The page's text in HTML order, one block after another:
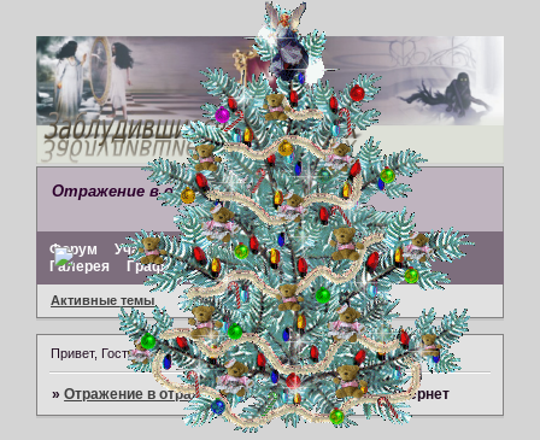
Отражение в отражениях
Форум Участники Поиск Регистрация
Войти
Галерея
Графический редактор
Активные темы
Привет, Гость! Войдитеилизарегистрируйтесь.
»Отражение в отражениях »Про жизнь »Про Интернет